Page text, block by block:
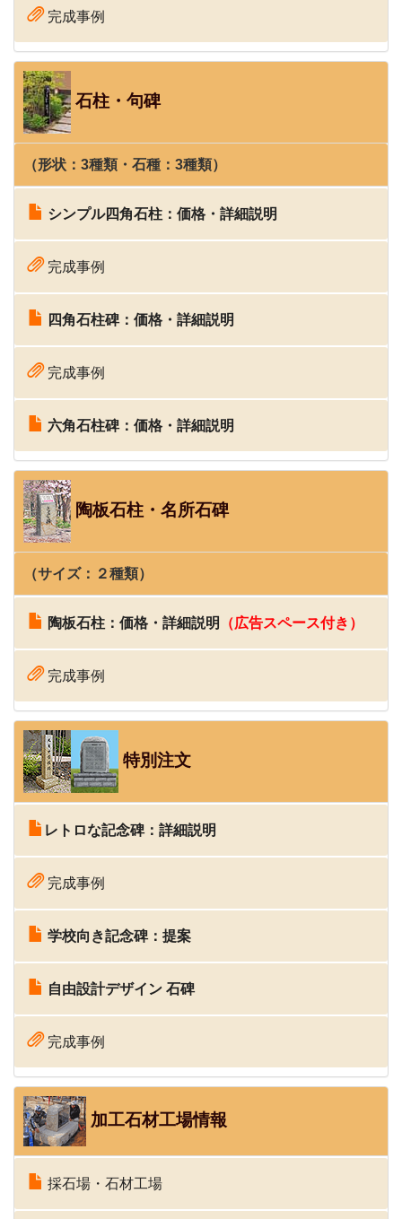
完成事例
石柱・句碑
（形状：3種類・石種：3種類）
シンプル四角石柱：価格・詳細説明
完成事例
四角石柱碑：価格・詳細説明
完成事例
六角石柱碑：価格・詳細説明
陶板石柱・名所石碑
（サイズ：２種類）
陶板石柱：価格・詳細説明 （広告スペース付き）
完成事例
特別注文
レトロな記念碑：詳細説明
完成事例
学校向き記念碑：提案
自由設計デザイン 石碑
完成事例
加工石材工場情報
採石場・石材工場